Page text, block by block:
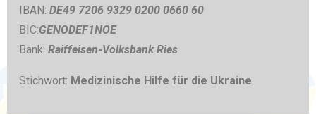
IBAN: DE49 7206 9329 0200 0660 60
BIC:GENODEF1NOE
Bank: Raiffeisen-Volksbank Ries
Stichwort: Medizinische Hilfe für die Ukraine